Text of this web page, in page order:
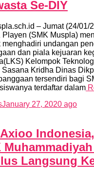
Se-DIY
– Jumat (24/01/
Playen (SMK Muspla)
menghadiri undangan
dan piala kejuaran
Kelompok
Kridha Dinas
tersendiri bagi
terdaftar dalam
January 27, 2020 ago
Langsung